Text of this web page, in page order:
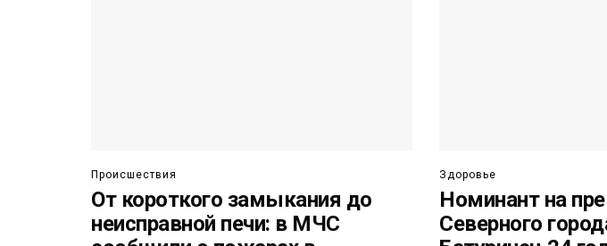
Происшествия
От короткого замыкания до
неисправной печи: в МЧС
Здоровье
Номинант на
Северного